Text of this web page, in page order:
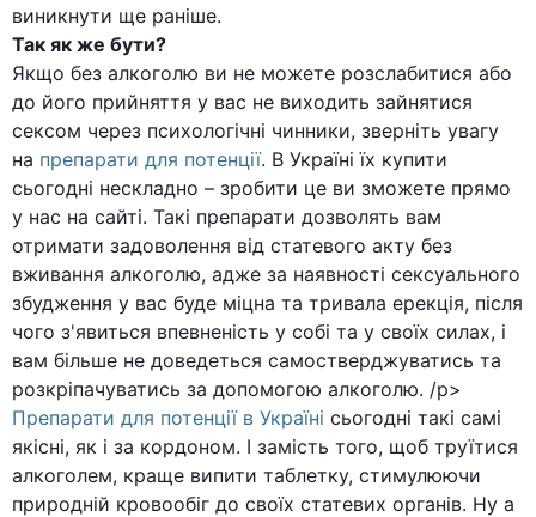
виникнути ще раніше.
Так як же бути?
Якщо без алкоголю ви не можете розслабитися або
до його прийняття у вас не виходить зайнятися
сексом через психологічні чинники, зверніть увагу
на препарати для потенції. В Україні їх купити
сьогодні нескладно – зробити це ви зможете прямо
у нас на сайті. Такі препарати дозволять вам
отримати задоволення від статевого акту без
вживання алкоголю, адже за наявності сексуального
збудження у вас буде міцна та тривала ерекція, після
чого з'явиться впевненість у собі та у своїх силах, і
вам більше не доведеться самостверджуватись та
розкріпачуватись за допомогою алкоголю. /p>
Препарати для потенції в Україні сьогодні такі самі
якісні, як і за кордоном. І замість того, щоб труїтися
алкоголем, краще випити таблетку, стимулюючи
природній кровообіг до своїх статевих органів. Ну а